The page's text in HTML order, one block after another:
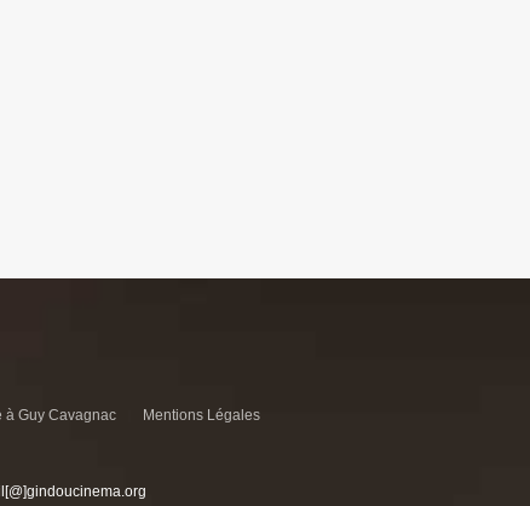
à Guy Cavagnac Mentions Légales